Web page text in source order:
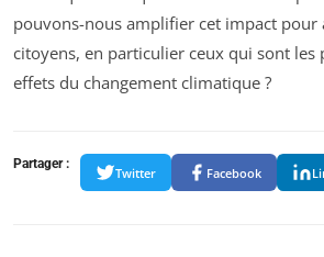
pouvons-nous amplifier cet impact pour
citoyens, en particulier ceux qui sont les
effets du changement climatique ?
Partager :
Twitter Facebook